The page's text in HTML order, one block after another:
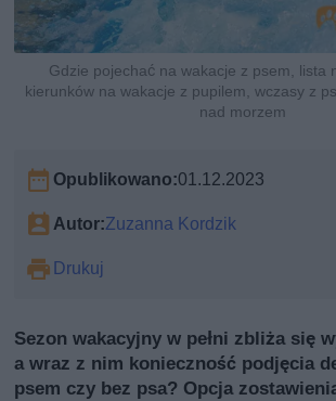
Gdzie pojechać na wakacje z psem, lista
kierunków na wakacje z pupilem, wczasy z
nad morzem
Opublikowano:01.12.2023
Autor:Zuzanna Kordzik
Drukuj
Sezon wakacyjny w pełni zbliża się
a wraz z nim konieczność podjęcia
psem czy bez psa? Opcja